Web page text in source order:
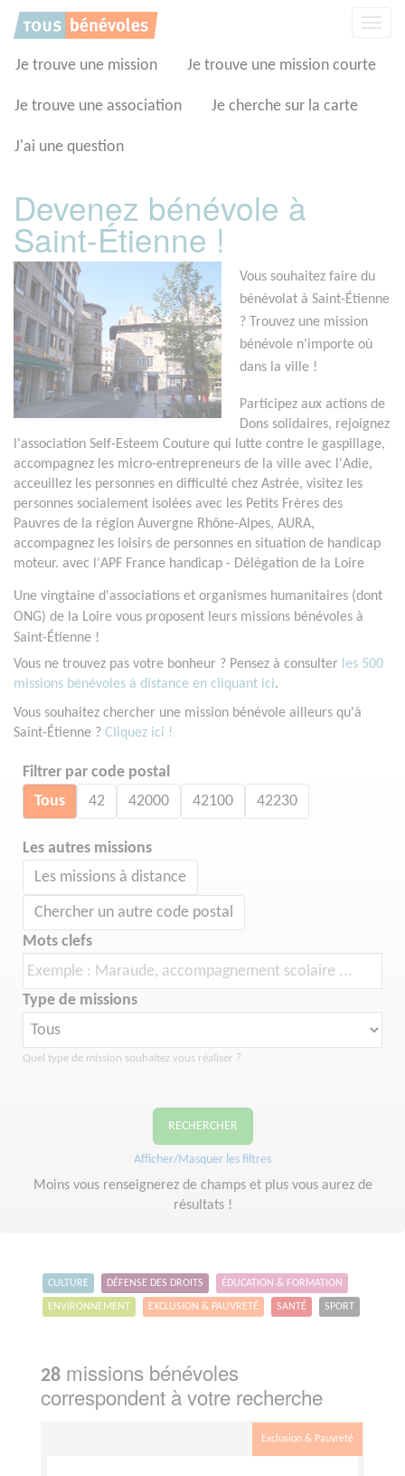
Je trouve une mission Je trouve une mission courte
Je trouve une association Je cherche sur la carte
J'ai une question
Devenez bénévole à
Saint-Étienne !
Vous souhaitez faire du
bénévolat à Saint-Étienne
? Trouvez une mission
bénévole n'importe où
dans la ville !
Participez aux actions de
Dons solidaires, rejoignez
l'association Self-Esteem Couture qui lutte contre le gaspillage,
accompagnez les micro-entrepreneurs de la ville avec l'Adie,
acceuillez les personnes en difficulté chez Astrée, visitez les
personnes socialement isolées avec les Petits Frères des
Pauvres de la région Auvergne Rhône-Alpes, AURA,
accompagnez les loisirs de personnes en situation de handicap
moteur. avec l'APF France handicap - Délégation de la Loire
Une vingtaine d'associations et organismes humanitaires (dont
ONG) de la Loire vous proposent leurs missions bénévoles à
Saint-Étienne !
Vous ne trouvez pas votre bonheur ? Pensez à consulter les 500
missions bénévoles à distance en cliquant ici.
Vous souhaitez chercher une mission bénévole ailleurs qu'à
Saint-Étienne ? Cliquez ici !
Filtrer par code postal
Tous 42 42000 42100 42230
Les autres missions
Les missions à distance
Chercher un autre code postal
Mots clefs
Type de missions
Quel type de mission souhaitez vous réaliser ?
RECHERCHER
Afficher/Masquer les filtres
Moins vous renseignerez de champs et plus vous aurez de
résultats !
CULTURE DÉFENSE DES DROITS ÉDUCATION & FORMATION
ENVIRONNEMENT EXCLUSION & PAUVRETÉ SANTÉ SPORT
28 missions bénévoles
correspondent à votre recherche
Exclusion & Pauvreté
Panneau de gestion des cookies